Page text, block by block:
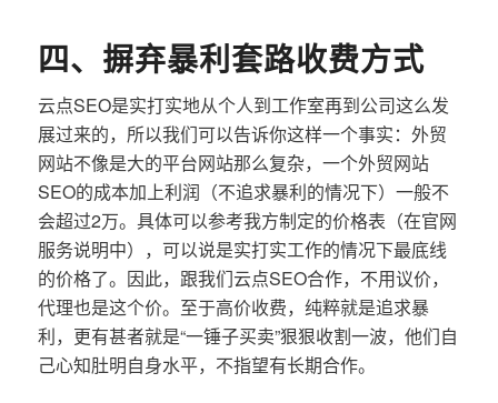
四、摒弃暴利套路收费方式
云点SEO是实打实地从个人到工作室再到公司这么发
展过来的，所以我们可以告诉你这样一个事实：外贸
网站不像是大的平台网站那么复杂，一个外贸网站
SEO的成本加上利润（不追求暴利的情况下）一般不
会超过2万。具体可以参考我方制定的价格表（在官网
服务说明中），可以说是实打实工作的情况下最底线
的价格了。因此，跟我们云点SEO合作，不用议价，
代理也是这个价。至于高价收费，纯粹就是追求暴
利，更有甚者就是“一锤子买卖”狠狠收割一波，他们自
己心知肚明自身水平，不指望有长期合作。